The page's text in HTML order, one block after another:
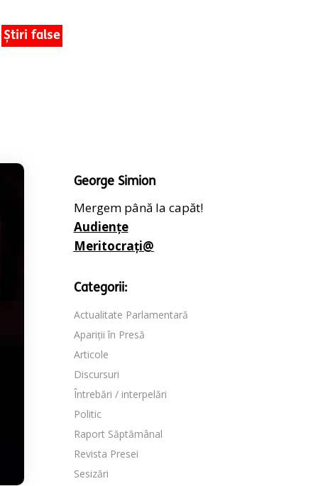
Știri false
George Simion
Mergem până la capăt!
Audiențe
Meritocrați@
Categorii:
Actualitate Parlamentară
Apariții în Presă
Articole
Discursuri
Întrebări / interpelări
Politic
Raport Săptămânal
Revista Presei
Sesizări